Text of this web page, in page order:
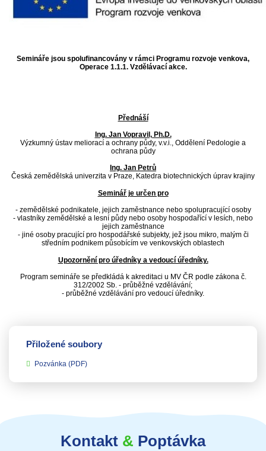
Semináře jsou spolufinancovány v rámci Programu rozvoje venkova,
Operace 1.1.1. Vzdělávací akce.
Přednáší
Ing. Jan Vopravil, Ph.D.
Výzkumný ústav meliorací a ochrany půdy, v.v.i., Oddělení Pedologie a
ochrana půdy
Ing. Jan Petrů
Česká zemědělská univerzita v Praze, Katedra biotechnických úprav krajiny
Seminář je určen pro
- zemědělské podnikatele, jejich zaměstnance nebo spolupracující osoby
- vlastníky zemědělské a lesní půdy nebo osoby hospodařící v lesích, nebo
jejich zaměstnance
- jiné osoby pracující pro hospodářské subjekty, jež jsou mikro, malým či
středním podnikem působícím ve venkovských oblastech
Upozornění pro úředníky a vedoucí úředníky.
Program semináře se předkládá k akreditaci u MV ČR podle zákona č.
312/2002 Sb. - průběžné vzdělávání;
- průběžné vzdělávání pro vedoucí úředníky.
Přiložené soubory
Pozvánka(PDF)
Kontakt & Poptávka